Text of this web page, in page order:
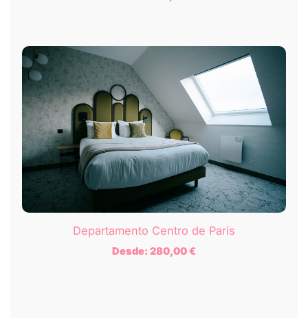
Departamento Centro de París
Desde: 280,00€